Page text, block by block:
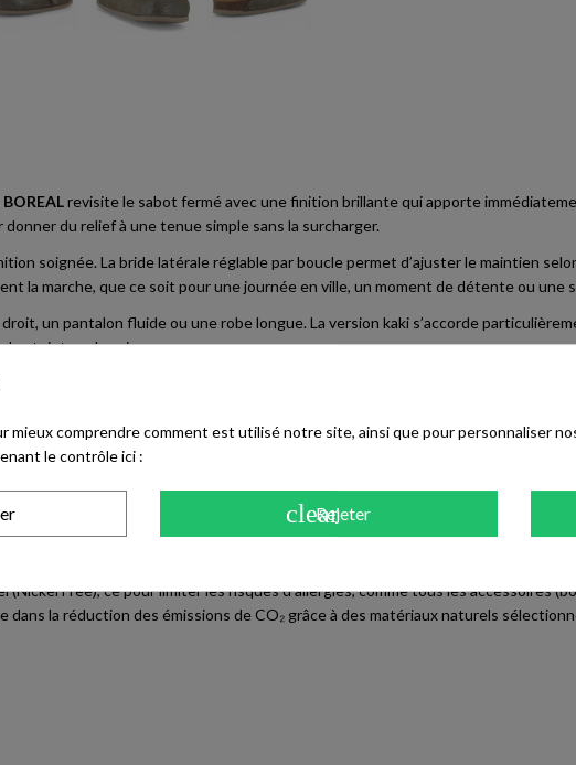
revisite le sabot fermé avec une finition brillante qui apporte
du relief à une tenue simple sans la surcharger.
soignée. La bride latérale réglable par boucle permet d’ajuster le maintien
la marche, que ce soit pour une journée en ville, un moment de détente ou une
un pantalon fluide ou une robe longue. La version kaki s’accorde
teintes plus vives.
devient une pièce facile à
largeur du pied pour obtenir un porté personnalisé.
robe écrue ou une tenue noire pour créer un look casual chic et lumineux.
Free), ce pour limiter les risques d'allergies, comme tous les accessoires
dans la réduction des émissions de CO₂ grâce à des matériaux naturels
mieux comprendre comment est utilisé notre site, ainsi que pour personnaliser
le contrôle ici :
clearRejeter